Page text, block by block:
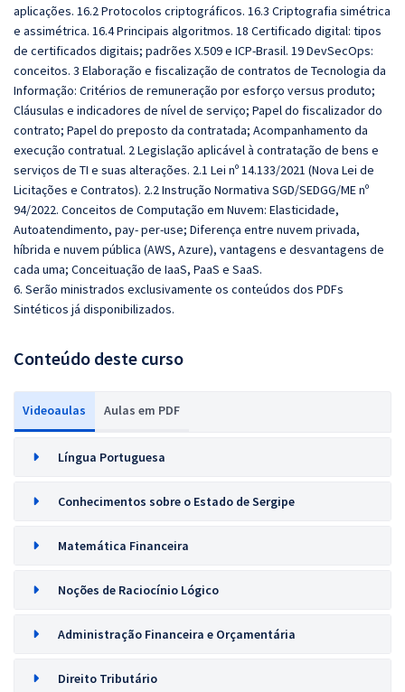
aplicações. 16.2 Protocolos criptográficos. 16.3 Criptografia simétrica
e assimétrica. 16.4 Principais algoritmos. 18 Certificado digital: tipos
de certificados digitais; padrões X.509 e ICP-Brasil. 19 DevSecOps:
conceitos. 3 Elaboração e fiscalização de contratos de Tecnologia da
Informação: Critérios de remuneração por esforço versus produto;
Cláusulas e indicadores de nível de serviço; Papel do fiscalizador do
contrato; Papel do preposto da contratada; Acompanhamento da
execução contratual. 2 Legislação aplicável à contratação de bens e
serviços de TI e suas alterações. 2.1 Lei nº 14.133/2021 (Nova Lei de
Licitações e Contratos). 2.2 Instrução Normativa SGD/SEDGG/ME nº
94/2022. Conceitos de Computação em Nuvem: Elasticidade,
Autoatendimento, pay- per-use; Diferença entre nuvem privada,
híbrida e nuvem pública (AWS, Azure), vantagens e desvantagens de
cada uma; Conceituação de IaaS, PaaS e SaaS.
6. Serão ministrados exclusivamente os conteúdos dos PDFs
Sintéticos já disponibilizados.
Conteúdo deste curso
Videoaulas Aulas em PDF
Língua Portuguesa
Conhecimentos sobre o Estado de Sergipe
Matemática Financeira
Noções de Raciocínio Lógico
Administração Financeira e Orçamentária
Direito Tributário